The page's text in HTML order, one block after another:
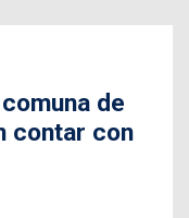
de
contar con